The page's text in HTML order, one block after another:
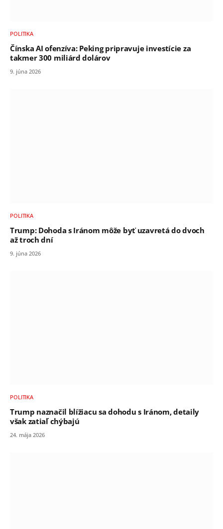
POLITIKA
Čínska AI ofenzíva: Peking pripravuje investície za
takmer 300 miliárd dolárov
9. júna 2026
POLITIKA
Trump: Dohoda s Iránom môže byť uzavretá do dvoch
až troch dní
9. júna 2026
POLITIKA
Trump naznačil blížiacu sa dohodu s Iránom, detaily
však zatiaľ chýbajú
24. mája 2026